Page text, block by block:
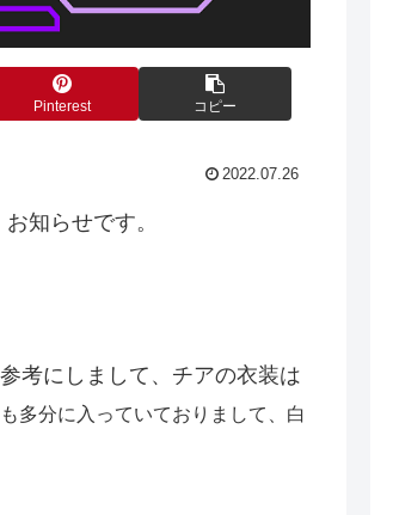
Pinterest コピー
2022.07.26
知らせです。
考にしまして、チアの衣装は
多分に入っていておりまして、 白